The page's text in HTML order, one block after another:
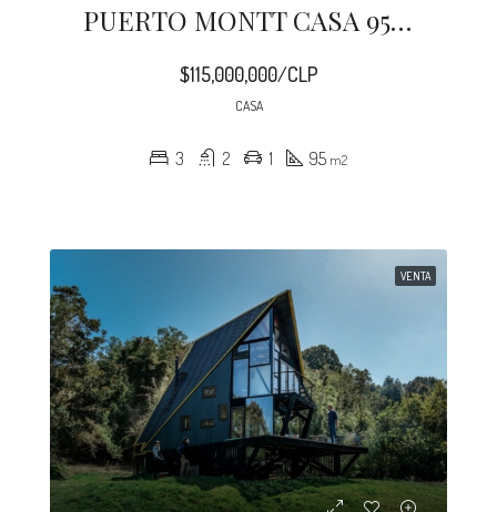
PUERTO MONTT CASA 95 M2 PANITAO
$115,000,000/CLP
CASA
3 2 1 95 m2
VENTA